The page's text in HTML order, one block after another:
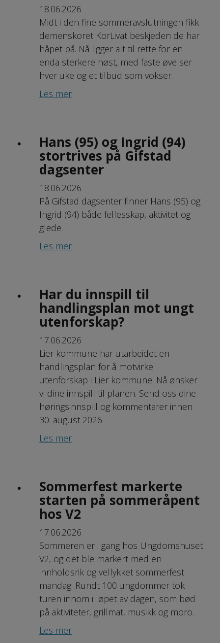
18.06.2026
Midt i den fine sommeravslutningen fikk
demenskoret KorLivat beskjeden de har
håpet på. Nå ligger alt til rette for en
enda sterkere høst, med faste øvelser
hver uke og et tilbud som vokser.
Les mer
Hans (95) og Ingrid (94)
stortrives på Gifstad
dagsenter
18.06.2026
På Gifstad dagsenter finner Hans (95) og
Ingrid (94) både fellesskap, aktivitet og
glede.
Les mer
Har du innspill til
handlingsplan mot ungt
utenforskap?
17.06.2026
Lier kommune har utarbeidet en
handlingsplan for å motvirke
utenforskap i Lier kommune. Nå ønsker
vi dine innspill til planen. Send oss dine
høringsinnspill og kommentarer innen
30. august 2026.
Les mer
Sommerfest markerte
starten på sommeråpent
hos V2
17.06.2026
Sommeren er i gang hos Ungdomshuset
V2, og det ble markert med en
innholdsrik og vellykket sommerfest
mandag. Rundt 100 ungdommer tok
turen innom i løpet av dagen, som bød
på aktiviteter, grillmat, musikk og moro.
Les mer